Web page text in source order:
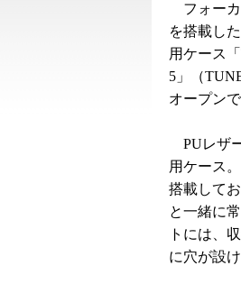
フォーカ
を搭載し
用ケース
5」（
オープン
PUレザ
用ケース
搭載して
と一緒に
トには、
に穴が設